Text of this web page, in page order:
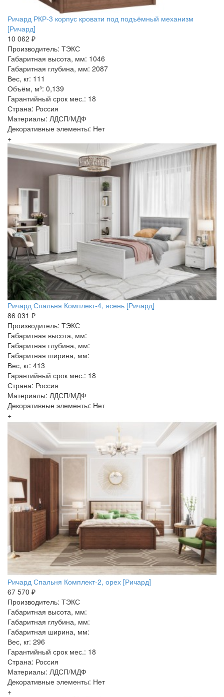
Ричард РКР-3 корпус кровати под подъёмный механизм
[Ричард]
10 062 ₽
Производитель: ТЭКС
Габаритная высота, мм: 1046
Габаритная глубина, мм: 2087
Вес, кг: 111
Объём, м³: 0,139
Гарантийный срок мес.: 18
Страна: Россия
Материалы: ЛДСП/МДФ
Декоративные элементы: Нет
+
Ричард Спальня Комплект-4, ясень [Ричард]
86 031 ₽
Производитель: ТЭКС
Габаритная высота, мм:
Габаритная глубина, мм:
Габаритная ширина, мм:
Вес, кг: 413
Гарантийный срок мес.: 18
Страна: Россия
Материалы: ЛДСП/МДФ
Декоративные элементы: Нет
+
Ричард Спальня Комплект-2, орех [Ричард]
67 570 ₽
Производитель: ТЭКС
Габаритная высота, мм:
Габаритная глубина, мм:
Габаритная ширина, мм:
Вес, кг: 296
Гарантийный срок мес.: 18
Страна: Россия
Материалы: ЛДСП/МДФ
Декоративные элементы: Нет
+